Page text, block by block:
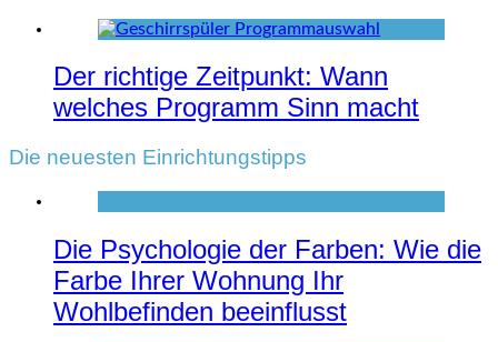
Der richtige Zeitpunkt: Wann
welches Programm Sinn macht
Die neuesten Einrichtungstipps
Die Psychologie der Farben: Wie die
Farbe Ihrer Wohnung Ihr
Wohlbefinden beeinflusst